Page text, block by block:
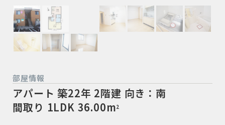
部屋情報
アパート 築22年 2階建 向き：南
間取り 1LDK 36.00m2